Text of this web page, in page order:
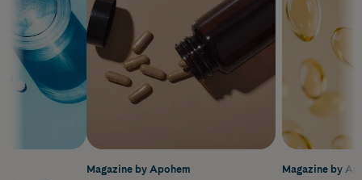
Magazine by
Magazine by Apohem